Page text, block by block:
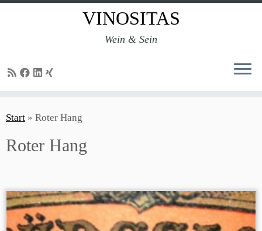
Inhalt
VINOSITAS
Wein & Sein
Start » Roter Hang
Roter Hang